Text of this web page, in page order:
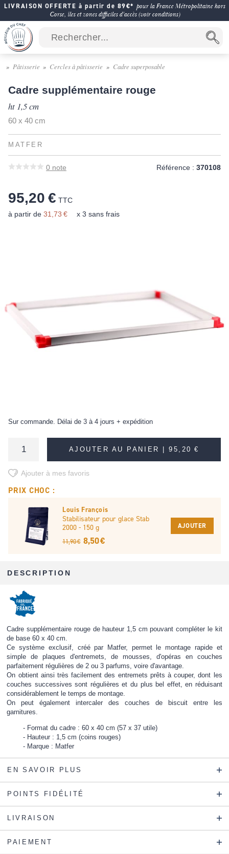
LIVRAISON OFFERTE à partir de 89€* pour la France Métropolitaine hors
Corse, îles et zones difficiles d'accès (voir conditions)
Pâtisserie Cercles à pâtisserie Cadre superposable
Cadre supplémentaire rouge
ht 1,5 cm
60 x 40 cm
MATFER
0 note Référence : 370108
95,20 € TTC
à partir de 31,73 € x 3 sans frais
Sur commande. Délai de 3 à 4 jours + expédition
AJOUTER AU PANIER |95,20 €
Ajouter à mes favoris
PRIX CHOC :
Louis François
Stabilisateur pour glace Stab
2000 - 150 g
11,90 € 8,50 €
AJOUTER
DESCRIPTION
Cadre supplémentaire rouge de hauteur 1,5 cm pouvant compléter le kit
de base 60 x 40 cm.
Ce système exclusif, créé par Matfer, permet le montage rapide et
simple de plaques d'entremets, de mousses, d'opéras en couches
parfaitement régulières de 2 ou 3 parfums, voire d'avantage.
On obtient ainsi très facilement des entremets prêts à couper, dont les
couches successives sont régulières et du plus bel effet, en réduisant
considérablement le temps de montage.
On peut également intercaler des couches de biscuit entre les
garnitures.
Format du cadre : 60 x 40 cm (57 x 37 utile)
Hauteur : 1,5 cm (coins rouges)
Marque : Matfer
EN SAVOIR PLUS
POINTS FIDÉLITÉ
LIVRAISON
PAIEMENT